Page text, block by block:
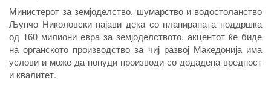
Министерот за земјоделство, шумарство и водостоланство
Љупчо Николовски најави дека со планираната поддршка
од 160 милиони евра за земјоделството, акцентот ќе биде
на органското производство за чиј развој Македонија има
услови и може да понуди производи со додадена вредност
и квалитет.